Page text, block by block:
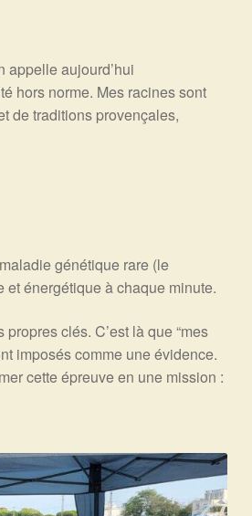
appelle aujourd’hui
hors norme. Mes racines sont
de traditions provençales,
génétique rare (le
et énergétique à chaque minute.
clés. C’est là que “mes
imposés comme une évidence.
cette épreuve en une mission :